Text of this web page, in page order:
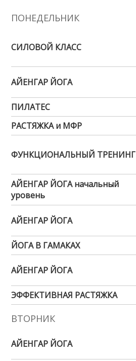
ПОНЕДЕЛЬНИК
СИЛОВОЙ КЛАСС
АЙЕНГАР ЙОГА
ПИЛАТЕС
РАСТЯЖКА и МФР
ФУНКЦИОНАЛЬНЫЙ ТРЕНИНГ
АЙЕНГАР ЙОГА начальный
уровень
АЙЕНГАР ЙОГА
ЙОГА В ГАМАКАХ
АЙЕНГАР ЙОГА
ЭФФЕКТИВНАЯ РАСТЯЖКА
ВТОРНИК
АЙЕНГАР ЙОГА